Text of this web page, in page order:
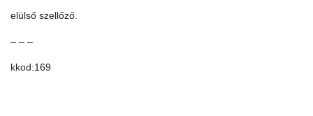
elülső szellőző.
– – –
kkod:169